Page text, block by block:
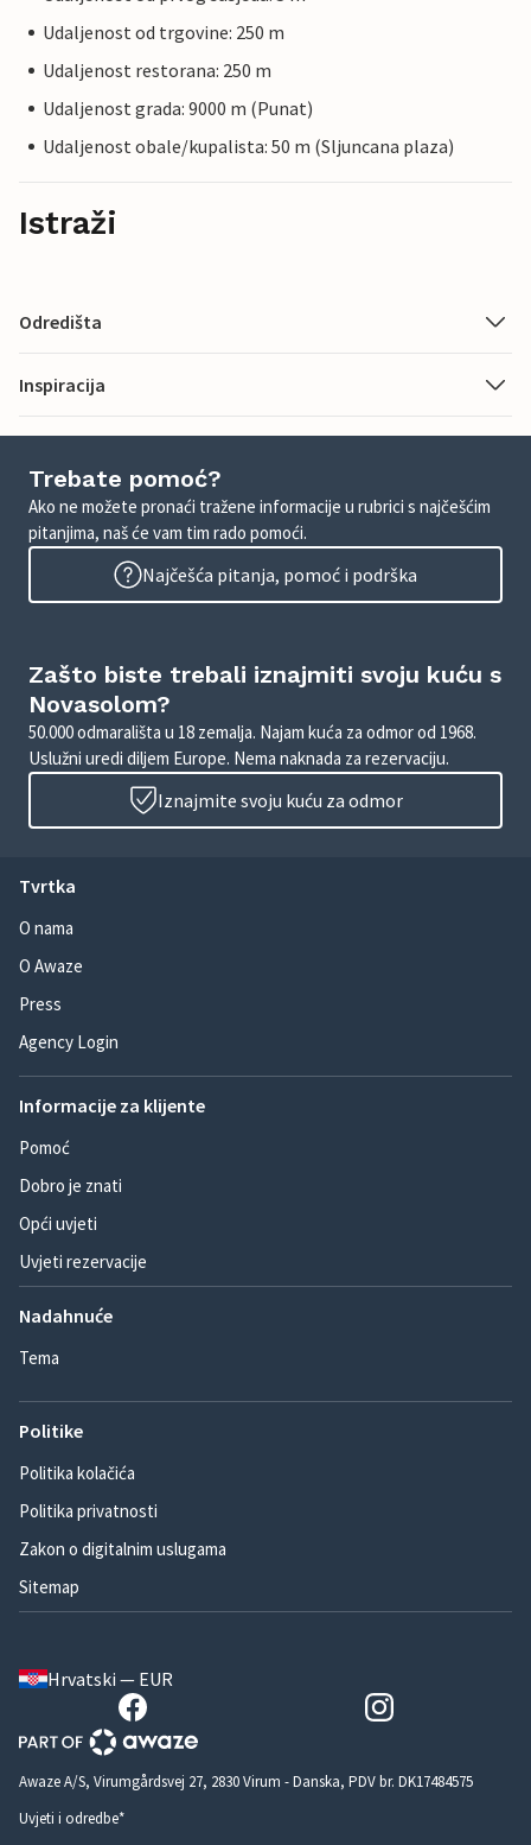
Udaljenost od trgovine: 250 m
Udaljenost restorana: 250 m
Udaljenost grada: 9000 m (Punat)
Udaljenost obale/kupalista: 50 m (Sljuncana plaza)
Istraži
Odredišta
Inspiracija
Trebate pomoć?
Ako ne možete pronaći tražene informacije u rubrici s najčešćim
pitanjima, naš će vam tim rado pomoći.
Najčešća pitanja, pomoć i podrška
Zašto biste trebali iznajmiti svoju kuću s
Novasolom?
50.000 odmarališta u 18 zemalja. Najam kuća za odmor od 1968.
Uslužni uredi diljem Europe. Nema naknada za rezervaciju.
Iznajmite svoju kuću za odmor
Tvrtka
O nama
O Awaze
Press
Agency Login
Informacije za klijente
Pomoć
Dobro je znati
Opći uvjeti
Uvjeti rezervacije
Nadahnuće
Tema
Politike
Politika kolačića
Politika privatnosti
Zakon o digitalnim uslugama
Sitemap
Hrvatski — EUR
Awaze A/S, Virumgårdsvej 27, 2830 Virum - Danska, PDV br. DK17484575
Uvjeti i odredbe*